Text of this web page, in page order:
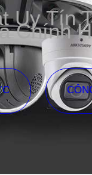
Uy Tín
Chính